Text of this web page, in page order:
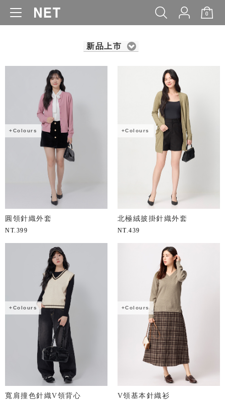
0
WOMEN MEN KIDS BABY
新品上市
+Colours
圓領針織外套
NT. 399
+Colours
北極絨披掛針織外套
NT.439
+Colours
寬肩撞色針織V領背心
+Colours
V領基本針織衫